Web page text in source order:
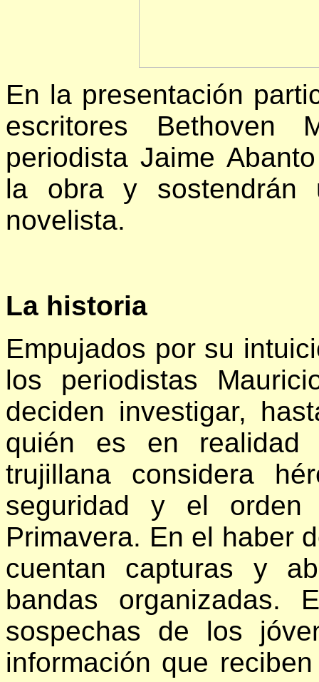
En la presentación
escritores
periodista Jaime
la obra y sostendrán
novelista.
La historia
Empujados por su
los periodistas
deciden investigar,
quién es en
trujillana considera
seguridad y el
Primavera. En el haber
cuentan capturas y
bandas organizadas.
sospechas de los
información que